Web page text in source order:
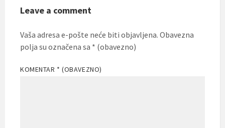
Leave a comment
Vaša adresa e-pošte neće biti objavljena. Obavezna
polja su označena sa * (obavezno)
KOMENTAR * (OBAVEZNO)